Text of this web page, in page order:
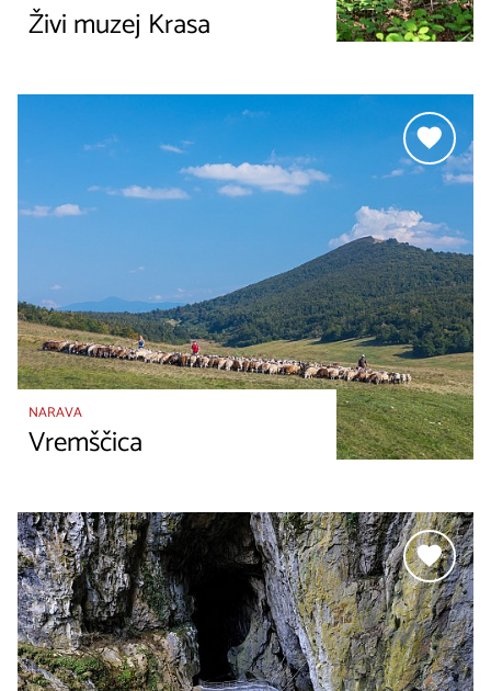
Živi muzej Krasa
NARAVA
Vremščica